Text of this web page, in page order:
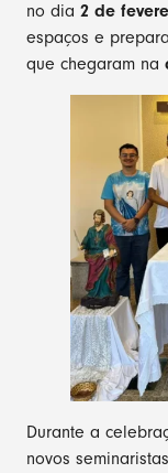
no dia 2 de
espaços e
que chegaram na
Durante a
novos